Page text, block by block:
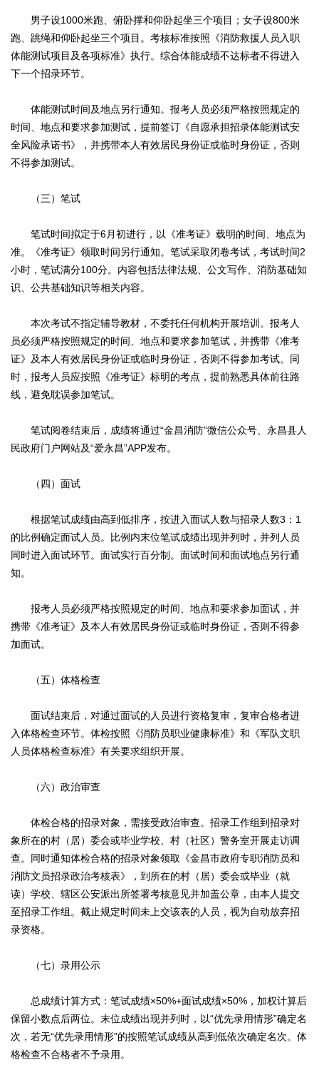
男子设1000米跑、俯卧撑和仰卧起坐三个项目；女子设800米
跑、跳绳和仰卧起坐三个项目。考核标准按照《消防救援人员入职
体能测试项目及各项标准》执行。综合体能成绩不达标者不得进入
下一个招录环节。
体能测试时间及地点另行通知。报考人员必须严格按照规定的
时间、地点和要求参加测试，提前签订《自愿承担招录体能测试安
全风险承诺书》，并携带本人有效居民身份证或临时身份证，否则
不得参加测试。
（三）笔试
笔试时间拟定于6月初进行，以《准考证》载明的时间、地点为
准。《准考证》领取时间另行通知。笔试采取闭卷考试，考试时间2
小时，笔试满分100分。内容包括法律法规、公文写作、消防基础知
识、公共基础知识等相关内容。
本次考试不指定辅导教材，不委托任何机构开展培训。报考人
员必须严格按照规定的时间、地点和要求参加笔试，并携带《准考
证》及本人有效居民身份证或临时身份证，否则不得参加考试。同
时，报考人员应按照《准考证》标明的考点，提前熟悉具体前往路
线，避免耽误参加笔试。
笔试阅卷结束后，成绩将通过“金昌消防”微信公众号、永昌县人
民政府门户网站及“爱永昌”APP发布。
（四）面试
根据笔试成绩由高到低排序，按进入面试人数与招录人数3：1
的比例确定面试人员。比例内末位笔试成绩出现并列时，并列人员
同时进入面试环节。面试实行百分制。面试时间和面试地点另行通
知。
报考人员必须严格按照规定的时间、地点和要求参加面试，并
携带《准考证》及本人有效居民身份证或临时身份证，否则不得参
加面试。
（五）体格检查
面试结束后，对通过面试的人员进行资格复审，复审合格者进
入体格检查环节。体检按照《消防员职业健康标准》和《军队文职
人员体格检查标准》有关要求组织开展。
（六）政治审查
体检合格的招录对象，需接受政治审查。招录工作组到招录对
象所在的村（居）委会或毕业学校、村（社区）警务室开展走访调
查。同时通知体检合格的招录对象领取《金昌市政府专职消防员和
消防文员招录政治考核表》，到所在的村（居）委会或毕业（就
读）学校、辖区公安派出所签署考核意见并加盖公章，由本人提交
至招录工作组。截止规定时间未上交该表的人员，视为自动放弃招
录资格。
（七）录用公示
总成绩计算方式：笔试成绩×50%+面试成绩×50%，加权计算后
保留小数点后两位。末位成绩出现并列时，以“优先录用情形”确定名
次，若无“优先录用情形”的按照笔试成绩从高到低依次确定名次。体
格检查不合格者不予录用。